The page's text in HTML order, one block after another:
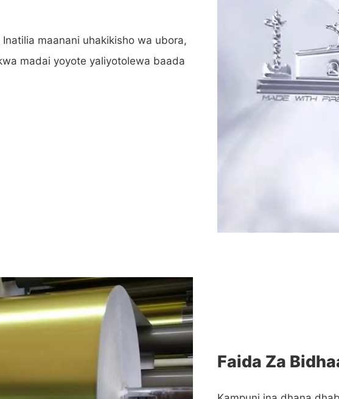
maanani uhakikisho wa ubora,
madai yoyote yaliyotolewa baada
Faida Za